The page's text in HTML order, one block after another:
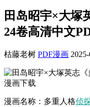
田岛昭宇×大塚
24卷高清中文
枯藤老树 PDF漫画
漫画名称：多重人格侦